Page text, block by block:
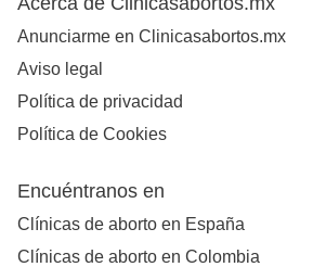
Anunciarme en Clinicasabortos.mx
Aviso legal
Política de privacidad
Política de Cookies
Encuéntranos en
Clínicas de aborto en España
Clínicas de aborto en Colombia